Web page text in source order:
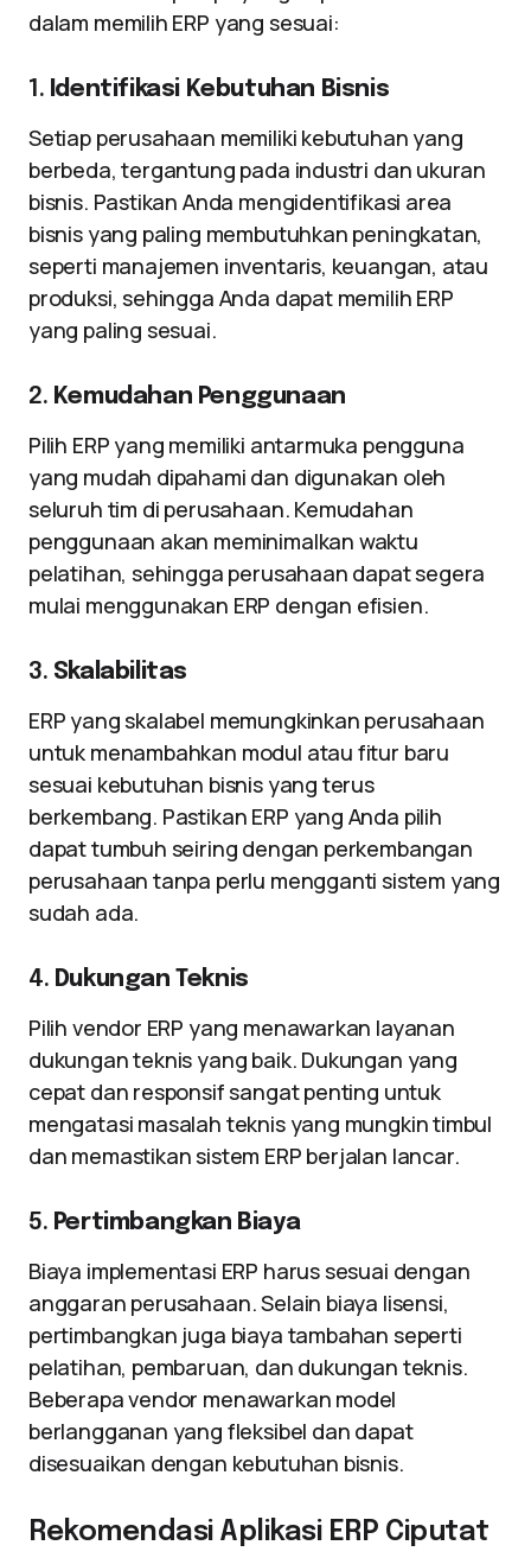
dalam memilih ERP yang sesuai:
1. Identifikasi Kebutuhan Bisnis
Setiap perusahaan memiliki kebutuhan yang
berbeda, tergantung pada industri dan ukuran
bisnis. Pastikan Anda mengidentifikasi area
bisnis yang paling membutuhkan peningkatan,
seperti manajemen inventaris, keuangan, atau
produksi, sehingga Anda dapat memilih ERP
yang paling sesuai.
2. Kemudahan Penggunaan
Pilih ERP yang memiliki antarmuka pengguna
yang mudah dipahami dan digunakan oleh
seluruh tim di perusahaan. Kemudahan
penggunaan akan meminimalkan waktu
pelatihan, sehingga perusahaan dapat segera
mulai menggunakan ERP dengan efisien.
3. Skalabilitas
ERP yang skalabel memungkinkan perusahaan
untuk menambahkan modul atau fitur baru
sesuai kebutuhan bisnis yang terus
berkembang. Pastikan ERP yang Anda pilih
dapat tumbuh seiring dengan perkembangan
perusahaan tanpa perlu mengganti sistem yang
sudah ada.
4. Dukungan Teknis
Pilih vendor ERP yang menawarkan layanan
dukungan teknis yang baik. Dukungan yang
cepat dan responsif sangat penting untuk
mengatasi masalah teknis yang mungkin timbul
dan memastikan sistem ERP berjalan lancar.
5. Pertimbangkan Biaya
Biaya implementasi ERP harus sesuai dengan
anggaran perusahaan. Selain biaya lisensi,
pertimbangkan juga biaya tambahan seperti
pelatihan, pembaruan, dan dukungan teknis.
Beberapa vendor menawarkan model
berlangganan yang fleksibel dan dapat
disesuaikan dengan kebutuhan bisnis.
Rekomendasi Aplikasi ERP Ciputat